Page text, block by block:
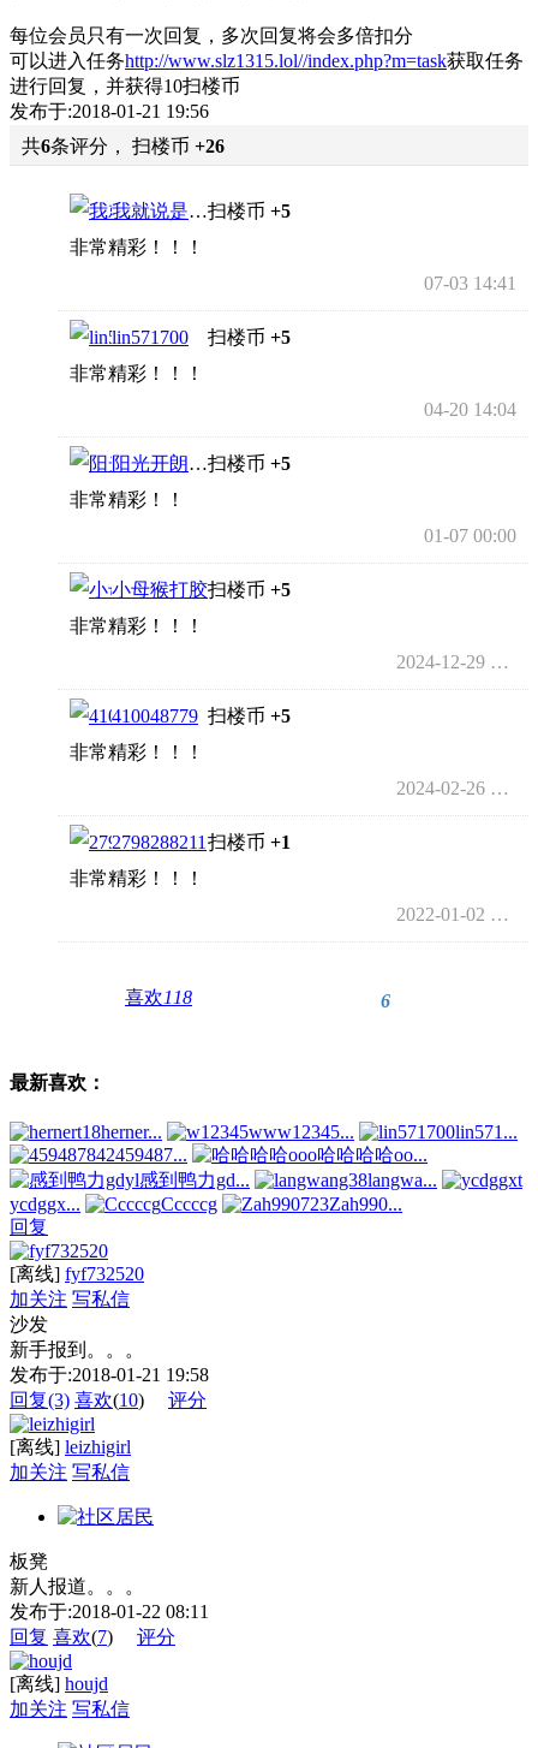
每位会员只有一次回复，多次回复将会多倍扣分
可以进入任务http://www.slz1315.lol//index.php?m=task获取任务
进行回复，并获得10扫楼币
发布于:2018-01-21 19:56
共6条评分， 扫楼币 +26
我就说是就是吧扫楼币 +5
非常精彩！！！
07-03 14:41
lin571700 扫楼币 +5
非常精彩！！！
04-20 14:04
阳光开朗大男孩扫楼币 +5
非常精彩！！
01-07 00:00
小母猴打胶扫楼币 +5
非常精彩！！！
2024-12-29 13:05
410048779 扫楼币 +5
非常精彩！！！
2024-02-26 01:13
2798288211 扫楼币 +1
非常精彩！！！
2022-01-02 02:32
喜欢118 6
最新喜欢：
herner... w12345...
lin571...
459487...
哈哈哈哈oo...
感到鸭力gd...
langwa...
ycdggx...
Cccccg
Zah990...
回复
[离线] fyf732520
加关注 写私信
沙发
新手报到。。。
发布于:2018-01-21 19:58
回复(3) 喜欢(10) 评分
[离线] leizhigirl
加关注 写私信
板凳
新人报道。。。
发布于:2018-01-22 08:11
回复 喜欢(7) 评分
[离线] houjd
加关注 写私信